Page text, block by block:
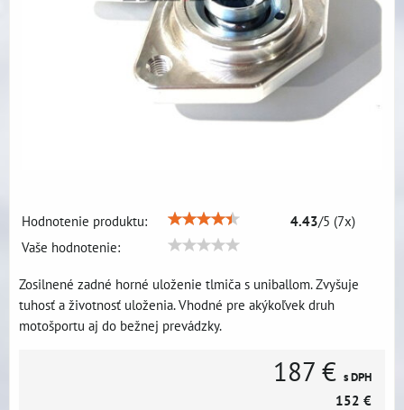
Hodnotenie produktu: 4.43/5 (7x)
Vaše hodnotenie:
Zosilnené zadné horné uloženie tlmiča s uniballom. Zvyšuje
tuhosť a životnosť uloženia. Vhodné pre akýkoľvek druh
motošportu aj do bežnej prevádzky.
187 € s DPH
152 €